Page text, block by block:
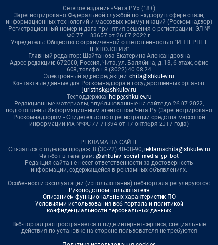
Сетевое издание «Чита.РУ» (18+)
Зарегистрировано Федеральной службой по надзору в сфере связи,
информационных технологий и массовых коммуникаций (Роскомнадзор)
Регистрационный номер и дата принятия решения о регистрации: ЭЛ №
ФС 77 – 83657 от 26.07.2022 г.
Учредитель: Общество с ограниченной ответственностью "ИНТЕРНЕТ
ТЕХНОЛОГИИ"
Главный редактор: Шайтанова Екатерина Александровна
Адрес редакции: 672000, Россия, Чита, ул. Балябина, д. 13, 6 этаж, офис
608, телефон 8 (3022) 40-08-24
Электронный адрес редакции: chita@shkulev.ru
Контактные данные для Роскомнадзора и государственных органов:
juristnsk@shkulev.ru
Техподдержка: help@shkulev.ru
Редакционные материалы, опубликованные на сайте до 26.07.2022,
подготовлены Информационным агентством Чита.Ру (Зарегистрировано
Роскомнадзором - Свидетельство о регистрации средства массовой
информации ИА №ФС 77-71394 от 17 октября 2017 года)
РЕКЛАМА НА САЙТЕ
Связаться с отделом продаж: 8 (30-22) 40-08-90, reklamachita@shkulev.ru
Чат-бот в телеграм: @shkulev_social_media_gp_bot
Редакция сайта не несет ответственности за достоверность
информации, содержащейся в рекламных объявлениях.
Особенности эксплуатации (использования) веб-портала регулируются:
Руководством пользователя
Описанием функциональных характеристик ПО
Условиями использования веб-портала и политикой
конфиденциальности персональных данных
Веб-портал распространяется в виде интернет-сервиса, специальные
действия по установке на стороне пользователя не требуются